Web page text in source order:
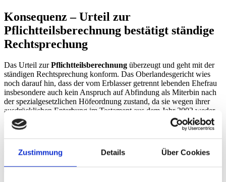
Zustimmung Details Über Cookies
Konsequenz – Urteil zur
Pflichtteilsberechnung bestätigt ständige
Rechtsprechung
Das Urteil zurPflichtteilsberechnung überzeugt und geht mit der
ständigen Rechtsprechung konform. Das Oberlandesgericht wies
noch darauf hin, dass der vom Erblasser getrennt lebenden Ehefrau
insbesondere auch kein Anspruch auf Abfindung als Miterbin nach
der spezialgesetzlichen Höfeordnung zustand, da sie wegen ihrer
ausdrücklichen Enterbung im Testament aus dem Jahr 2002 weder
zum Zeitpunkt der Hofübereignung noch zum Zeitpunkt des
Erbfalls Miterbin gewesen sei.
Ähnliche Beiträge
31. März2017